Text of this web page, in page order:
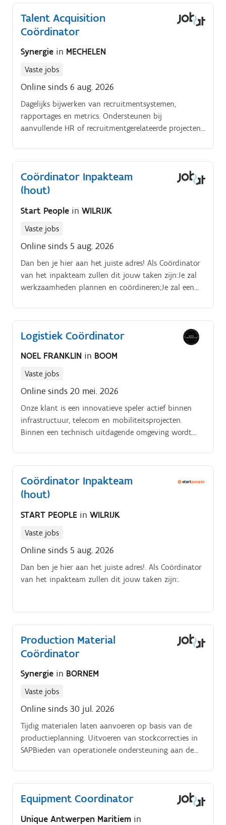
binnen Europa. Je werkt nauw samen met hiring
managers en interne stakeholders Jouw belangrijkste
verantwoordelijkheden als Talent Acquisition
recruitmentteam en hiring managers om sales- en
corporatevacatures in heel Europa in te vullen
toegewezen recruitmentprocessen van A tot Z
Proactief werven van kandidaten via diverse
platforms en kanalen Voeren van telefonische, video-
en face-to-face interviews Deelnemen aan onsite
per maand) Communiceren over de voortgang en
resultaten van recruitment, analyseren van metrics en
continu verbeteren van recruitmentstrategieën
Dagelijks bijwerken van recruitment­systemen,
HR- of recruitmentgerelateerde projecten waar nodig
Talent Acquisition
Coördinator
Synergie in MECHELEN
Vaste jobs
Online sinds 6 aug. 2026
Dagelijks bijwerken van recruitment­systemen,
rapportages en metrics. Ondersteunen bij
aanvullende HR of recruitmentgerelateerde projecten
Coördinator Inpakteam
(hout)
Start People in WILRIJK
Vaste jobs
Online sinds 5 aug. 2026
Dan ben je hier aan het juiste adres! Als Coördinator
van het inpakteam zullen dit jouw taken zijn:Je zal
werkzaamheden plannen en coördineren;Je zal een
in de inpakhal als op locatie bij de klant meewerken
met alle werkzaamheden;Je bereidt de
verpakkingsopdrachten voor (machines, materialen
en verpakkers);Je bent een problemsolver en dus ook
het eerste aanspreekpunt bij problemen;Je bent
steeds op zoek naar verbetering;Je zorgt mee voor de
kwaliteit, kwaniteit en veiligheid.
Logistiek Coördinator
NOEL FRANKLIN in BOOM
Vaste jobs
Online sinds 20 mei. 2026
Onze klant is een innovatieve speler actief binnen
infrastructuur, telecom en mobiliteitsprojecten.
Binnen een technisch uitdagende omgeving wordt
Coördinator Inpakteam
(hout)
START PEOPLE in WILRIJK
Vaste jobs
Online sinds 5 aug. 2026
Dan ben je hier aan het juiste adres!. Als Coördinator
van het inpakteam zullen dit jouw taken zijn:.
Production Material
Coördinator
Synergie in BORNEM
Vaste jobs
Online sinds 30 jul. 2026
Tijdig materialen laten aanvoeren op basis van de
productieplanning. Uitvoeren van stockcorrecties in
SAPBieden van operationele ondersteuning aan de
aangaande materialen, stocks, …Correct afhandelen
van verpakkingsklachten
Equipment Coordinator
Unique Antwerpen Maritiem in